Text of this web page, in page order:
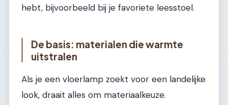
hebt, bijvoorbeeld bij je favoriete leesstoel.
De basis: materialen die warmte
uitstralen
Als je een vloerlamp zoekt voor een landelijke
look, draait alles om materiaalkeuze.